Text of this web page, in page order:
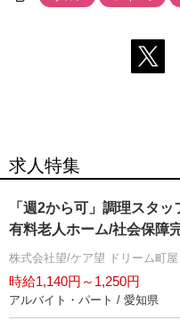
求人特集
「週2から可」調理スタ
有料老人ホーム/社会保障
株式会社望/ケア望 ドリーム町屋
時給1,140円～1,250円
アルバイト・パート / 愛知県